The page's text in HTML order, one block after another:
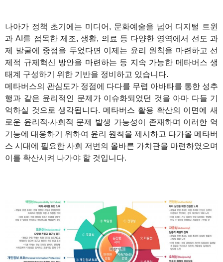
나아가 정책 초기에는 미디어, 문화예술을 넘어 디지털 트윈
과 AI를 접목한 제조, 생활, 의료 등 다양한 영역에서 선도 과
제 발굴에 중점을 두었다면 이제는 윤리 원칙을 마련하고 선
제적 규제혁신 방안을 마련하는 등 지속 가능한 메타버스 생
태계 구성하기 위한 기반을 정비하고 있습니다.
메타버스의 관심도가 정점에 다다를 무렵 아바타를 통한 성추
행과 같은 윤리적인 문제가 이슈화되었던 것을 아마 다들 기
억하실 것으로 생각됩니다. 메타버스 활용 확산의 이면에 새
로운 윤리적‧사회적 문제 발생 가능성이 존재하며 이러한 역
기능에 대응하기 위하여 윤리 원칙을 제시하고 다가올 메타버
스 시대에 필요한 사회 저변의 올바른 가치관을 마련하였으며
이를 확산시켜 나가야 할 것입니다.